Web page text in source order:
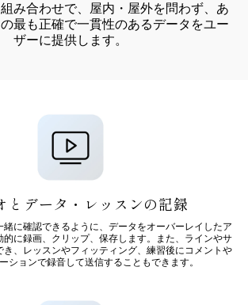
み合わせで、屋内・屋外を問わず、あ
最も正確で一貫性のあるデータをユー
ザーに提供します。
とデータ・レッスンの記録
緒に確認できるように、データをオーバーレイしたア
的に録画、クリップ、保存します。また、ラインやサ
き、レッスンやフィッティング、練習後にコメントや
ションで録音して送信することもできます。